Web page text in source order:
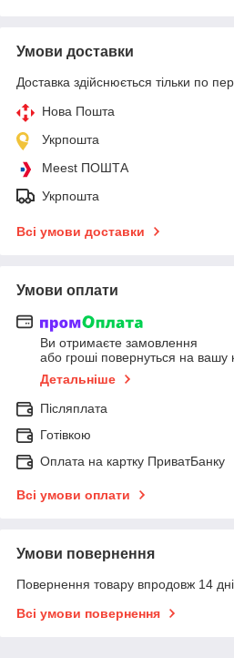
Умови доставки
Доставка здійснюється тільки по
Нова Пошта
Укрпошта
Meest ПОШТА
Укрпошта
Всі умови доставки
Умови оплати
Ви отримаєте замовлення
або гроші повернуться на вашу
Детальніше
Післяплата
Готівкою
Оплата на картку ПриватБанку
Всі умови оплати
Умови повернення
Повернення товару впродовж 14
Всі умови повернення